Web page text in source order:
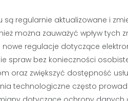
są regularnie aktualizowane i
można zauważyć wpływ
regulacje dotyczące
spraw bez konieczności
oraz zwiększyć dostępność
technologiczne często